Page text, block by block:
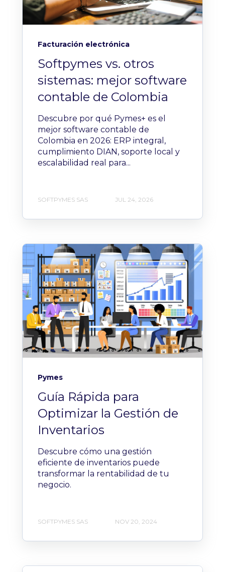
Facturación electrónica
Softpymes vs. otros
sistemas: mejor software
contable de Colombia
Descubre por qué Pymes+ es el
mejor software contable de
Colombia en 2026: ERP integral,
cumplimiento DIAN, soporte local y
escalabilidad real para...
SOFTPYMES SAS JUL 24, 2026
Pymes
Guía Rápida para
Optimizar la Gestión de
Inventarios
Descubre cómo una gestión
eficiente de inventarios puede
transformar la rentabilidad de tu
negocio.
SOFTPYMES SAS NOV 20, 2024